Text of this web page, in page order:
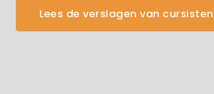
Lees de verslagen van cursisten